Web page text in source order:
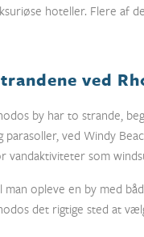
hoteller. Flere af
ved
by har to strande,
parasoller, ved Windy
vandaktiviteter som
man opleve en by med
det rigtige sted at